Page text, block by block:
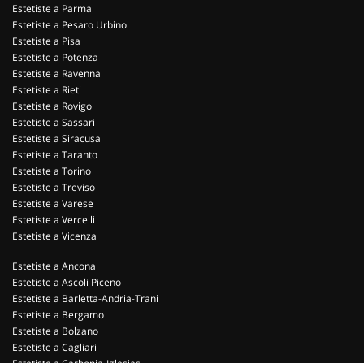
Estetiste a Parma
Estetiste a Pesaro Urbino
Estetiste a Pisa
Estetiste a Potenza
Estetiste a Ravenna
Estetiste a Rieti
Estetiste a Rovigo
Estetiste a Sassari
Estetiste a Siracusa
Estetiste a Taranto
Estetiste a Torino
Estetiste a Treviso
Estetiste a Varese
Estetiste a Vercelli
Estetiste a Vicenza
Estetiste a Ancona
Estetiste a Ascoli Piceno
Estetiste a Barletta-Andria-Trani
Estetiste a Bergamo
Estetiste a Bolzano
Estetiste a Cagliari